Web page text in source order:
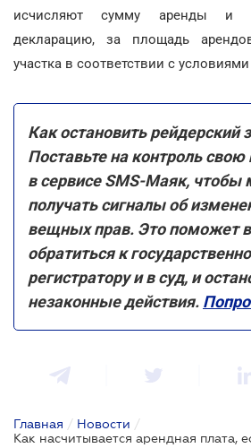
исчисляют сумму аренды и
декларацию, за площадь
участка в соответствии с
Как остановить рейдерский
Поставьте на контроль
в сервисе SMS-Маяк, чтобы
получать сигналы об
вещных прав. Это поможет
обратиться к
регистратору и в суд, и
незаконные действия.
Главная / Новости /